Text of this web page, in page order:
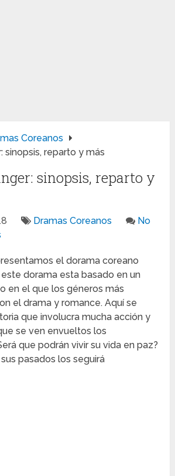
Coreanos
sinopsis, reparto y más
sinopsis, reparto y
Dramas Coreanos
No
el dorama coreano
este dorama esta basado en un
en el que los géneros más
el drama y romance. Aquí se
que involucra mucha acción y
se ven envueltos los
que podrán vivir su vida en paz?
pasados los seguirá